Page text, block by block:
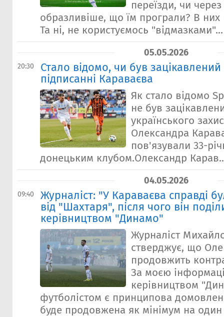
переїзди, чи
образливіше, що їм програли? В них
Та ні, не користуємось "відмазками"...
05.05.2026
20:30
Стало відомо, чи був
підписанні Караваєва
Як стало відомо
не був
українського
Олександра
пов'язували 33-
донецьким клубом.Олександр
04.05.2026
09:40
Журналіст: "У Караваєва справді
від "Шахтаря", після чого він
керівництвом "Динамо"
Журналіст
стверджує, що
продовжить
За моєю
керівництвом
футболістом є принципова
буде продовжена як мінімум на один